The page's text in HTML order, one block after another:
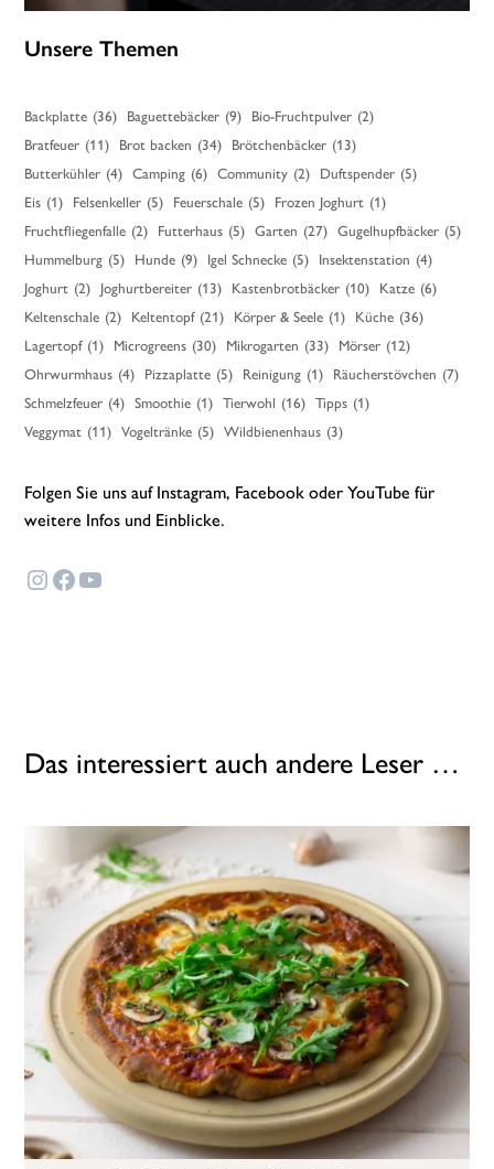
Unsere Themen
Backplatte (36) Baguettebäcker (9) Bio-Fruchtpulver (2)
Bratfeuer (11) Brot backen (34) Brötchenbäcker (13)
Butterkühler (4) Camping (6) Community (2) Duftspender (5)
Eis (1) Felsenkeller (5) Feuerschale (5) Frozen Joghurt (1)
Fruchtfliegenfalle (2) Futterhaus (5) Garten (27) Gugelhupfbäcker (5)
Hummelburg (5) Hunde (9) Igel Schnecke (5) Insektenstation (4)
Joghurt (2) Joghurtbereiter (13) Kastenbrotbäcker (10) Katze (6)
Keltenschale (2) Keltentopf (21) Körper & Seele (1) Küche (36)
Lagertopf (1) Microgreens (30) Mikrogarten (33) Mörser (12)
Ohrwurmhaus (4) Pizzaplatte (5) Reinigung (1) Räucherstövchen (7)
Schmelzfeuer (4) Smoothie (1) Tierwohl (16) Tipps (1)
Veggymat (11) Vogeltränke (5) Wildbienenhaus (3)
Folgen Sie uns auf Instagram, Facebook oder YouTube für
weitere Infos und Einblicke.
Instagram
Facebook
YouTube
Das interessiert auch andere Leser …